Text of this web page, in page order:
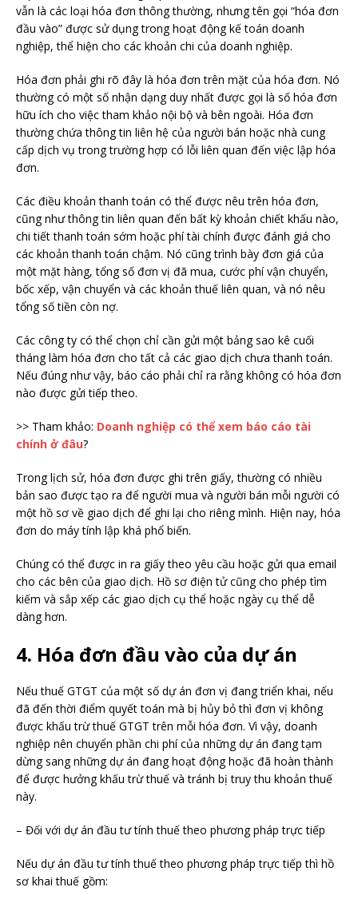
vẫn là các loại hóa đơn thông thường, nhưng tên gọi “hóa đơn
đầu vào” được sử dụng trong hoạt động kế toán doanh
nghiệp, thể hiện cho các khoản chi của doanh nghiệp.
Hóa đơn phải ghi rõ đây là hóa đơn trên mặt của hóa đơn. Nó
thường có một số nhận dạng duy nhất được gọi là số hóa đơn
hữu ích cho việc tham khảo nội bộ và bên ngoài. Hóa đơn
thường chứa thông tin liên hệ của người bán hoặc nhà cung
cấp dịch vụ trong trường hợp có lỗi liên quan đến việc lập hóa
đơn.
Các điều khoản thanh toán có thể được nêu trên hóa đơn,
cũng như thông tin liên quan đến bất kỳ khoản chiết khấu nào,
chi tiết thanh toán sớm hoặc phí tài chính được đánh giá cho
các khoản thanh toán chậm. Nó cũng trình bày đơn giá của
một mặt hàng, tổng số đơn vị đã mua, cước phí vận chuyển,
bốc xếp, vận chuyển và các khoản thuế liên quan, và nó nêu
tổng số tiền còn nợ.
Các công ty có thể chọn chỉ cần gửi một bảng sao kê cuối
tháng làm hóa đơn cho tất cả các giao dịch chưa thanh toán.
Nếu đúng như vậy, báo cáo phải chỉ ra rằng không có hóa đơn
nào được gửi tiếp theo.
>> Tham khảo: Doanh nghiệp có thể xem báo cáo tài
chính ở đâu?
Trong lịch sử, hóa đơn được ghi trên giấy, thường có nhiều
bản sao được tạo ra để người mua và người bán mỗi người có
một hồ sơ về giao dịch để ghi lại cho riêng mình. Hiện nay, hóa
đơn do máy tính lập khá phổ biến.
Chúng có thể được in ra giấy theo yêu cầu hoặc gửi qua email
cho các bên của giao dịch. Hồ sơ điện tử cũng cho phép tìm
kiếm và sắp xếp các giao dịch cụ thể hoặc ngày cụ thể dễ
dàng hơn.
4. Hóa đơn đầu vào của dự án
Nếu thuế GTGT của một số dự án đơn vị đang triển khai, nếu
đã đến thời điểm quyết toán mà bị hủy bỏ thì đơn vị không
được khấu trừ thuế GTGT trên mỗi hóa đơn. Vì vậy, doanh
nghiệp nên chuyển phần chi phí của những dự án đang tạm
dừng sang những dự án đang hoạt động hoặc đã hoàn thành
để được hưởng khấu trừ thuế và tránh bị truy thu khoản thuế
này.
– Đối với dự án đầu tư tính thuế theo phương pháp trực tiếp
Nếu dự án đầu tư tính thuế theo phương pháp trực tiếp thì hồ
sơ khai thuế gồm: